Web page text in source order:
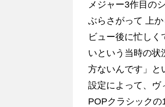
メジャー3作目の
ぶらさがって 上
ビュー後に忙し
いという当時の状
方ないんです」と
設定によって、ヴ
POPクラシックの